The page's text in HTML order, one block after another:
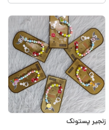
زنجیر پستونک